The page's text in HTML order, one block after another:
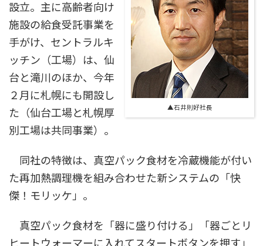
▲石井則好社長
設立。主に高齢者向け
施設の給食受託事業を
手がけ、セントラルキ
ッチン（工場）は、仙
台と滝川のほか、今年
２月に札幌にも開設し
た（仙台工場と札幌厚
別工場は共同事業）。
同社の特徴は、真空パック食材を冷蔵機能が付い
た再加熱調理機を組み合わせた新システムの「快
傑！モリッケ」。
真空パック食材を「器に盛り付ける」「器ごとリ
ヒートウォーマーに入れてスタートボタンを押す」